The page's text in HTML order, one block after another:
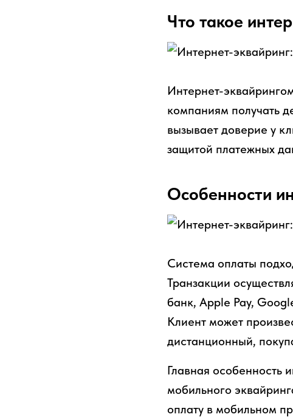
Что такое
Интернет-
компаниям получать
вызывает доверие у
защитой платежных
Особенности
Система оплаты
Транзакции
банк, Apple Pay,
Клиент может
дистанционный,
Главная особенность
мобильного
оплату в мобильном